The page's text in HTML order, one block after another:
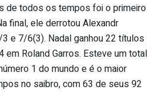
de todos os tempos foi o primeiro
final, ele derrotou Alexandr
e 7/6(3). Nadal ganhou 22 títulos
em Roland Garros. Esteve um total
1 do mundo e é o maior
no saibro, com 63 de seus 92